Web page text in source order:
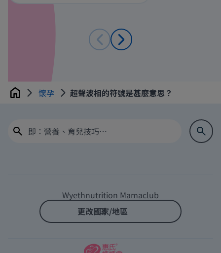
Home 懷孕 超聲波相的符號是甚麼意思？
Wyethnutrition Mamaclub
更改國家/地區